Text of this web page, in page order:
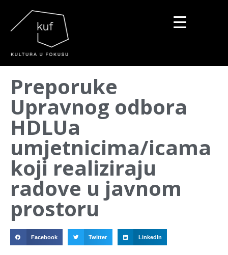
Preporuke
Upravnog odbora
HDLUa
umjetnicima/icama
koji realiziraju
radove u javnom
prostoru
Facebook Twitter LinkedIn
▼
▼